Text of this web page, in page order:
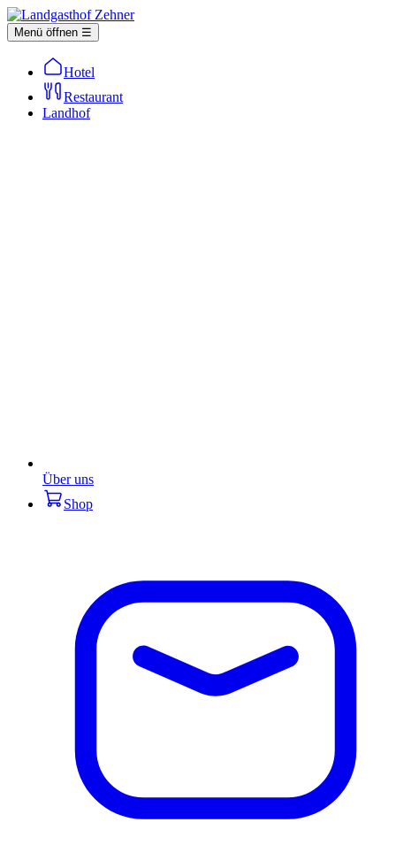
Menü öffnen ☰
Hotel
Restaurant
Landhof
Über uns
Shop